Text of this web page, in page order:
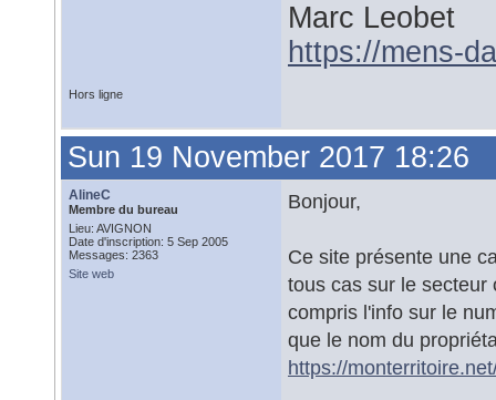
Marc Leobet
https://mens-
Hors ligne
Sun 19 November 2017 18:26
AlineC
Membre du bureau
Lieu: AVIGNON
Date d'inscription: 5 Sep 2005
Messages: 2363
Site web
Bonjour,
Ce site présente une
tous cas sur le secteur
compris l'info sur le
que le nom du
https://